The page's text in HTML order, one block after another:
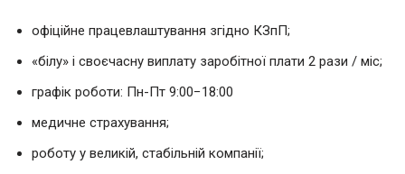
офіційне працевлаштування згідно КЗпП;
«білу» і своєчасну виплату заробітної плати 2 рази / міс;
графік роботи: Пн-Пт 9:00−18:00
медичне страхування;
роботу у великій, стабільній компанії;